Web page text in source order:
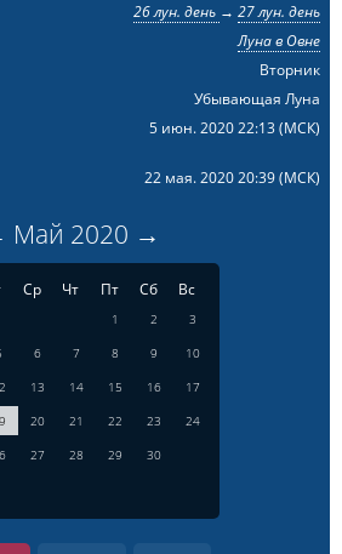
26 лун. день → 27 лун. день
Луна в Овне
Вторник
Убывающая Луна
5 июн. 2020 22:13(МСК)
22 мая. 2020 20:39(МСК)
Май 2020 →
Ср Чт Пт Сб Вс
1 2
3
6 7 8 9
10
13 14 15 16
17
20 21 22 23
24
27 28 29
30